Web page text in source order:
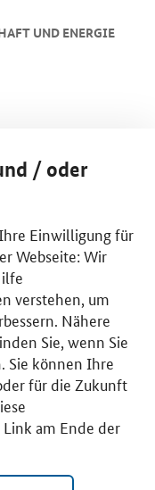
UND ENERGIE
/ oder
Einwilligung für
Webseite: Wir
verstehen, um
Nähere
Sie, wenn Sie
Sie können Ihre
für die Zukunft
am Ende der